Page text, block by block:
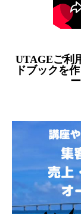
UTAGEご利
ドブックを